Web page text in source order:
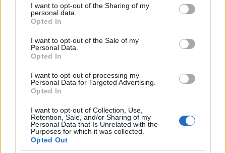
not limited to your visit or usage behaviour. You may click to
grant or deny consent to Google and its third-party tags to
use your data for below specified purposes in below Google
consent section.
I want to opt-out of the Sharing of my
personal data.
Opted In
I want to opt-out of the Sale of my
Personal Data.
Opted In
I want to opt-out of processing my
Personal Data for Targeted Advertising.
Opted In
I want to opt-out of Collection, Use,
Retention, Sale, and/or Sharing of my
Personal Data that Is Unrelated with the
Purposes for which it was collected.
Opted Out
Francesca Lombardi, fiorentina, prese appunti
tecnici dal primo box di un circuito toscano e
redazione sostiene un approccio metodico
alle prove su pista, cura il format 'tecnica e
debutto tecnico in autodromo.